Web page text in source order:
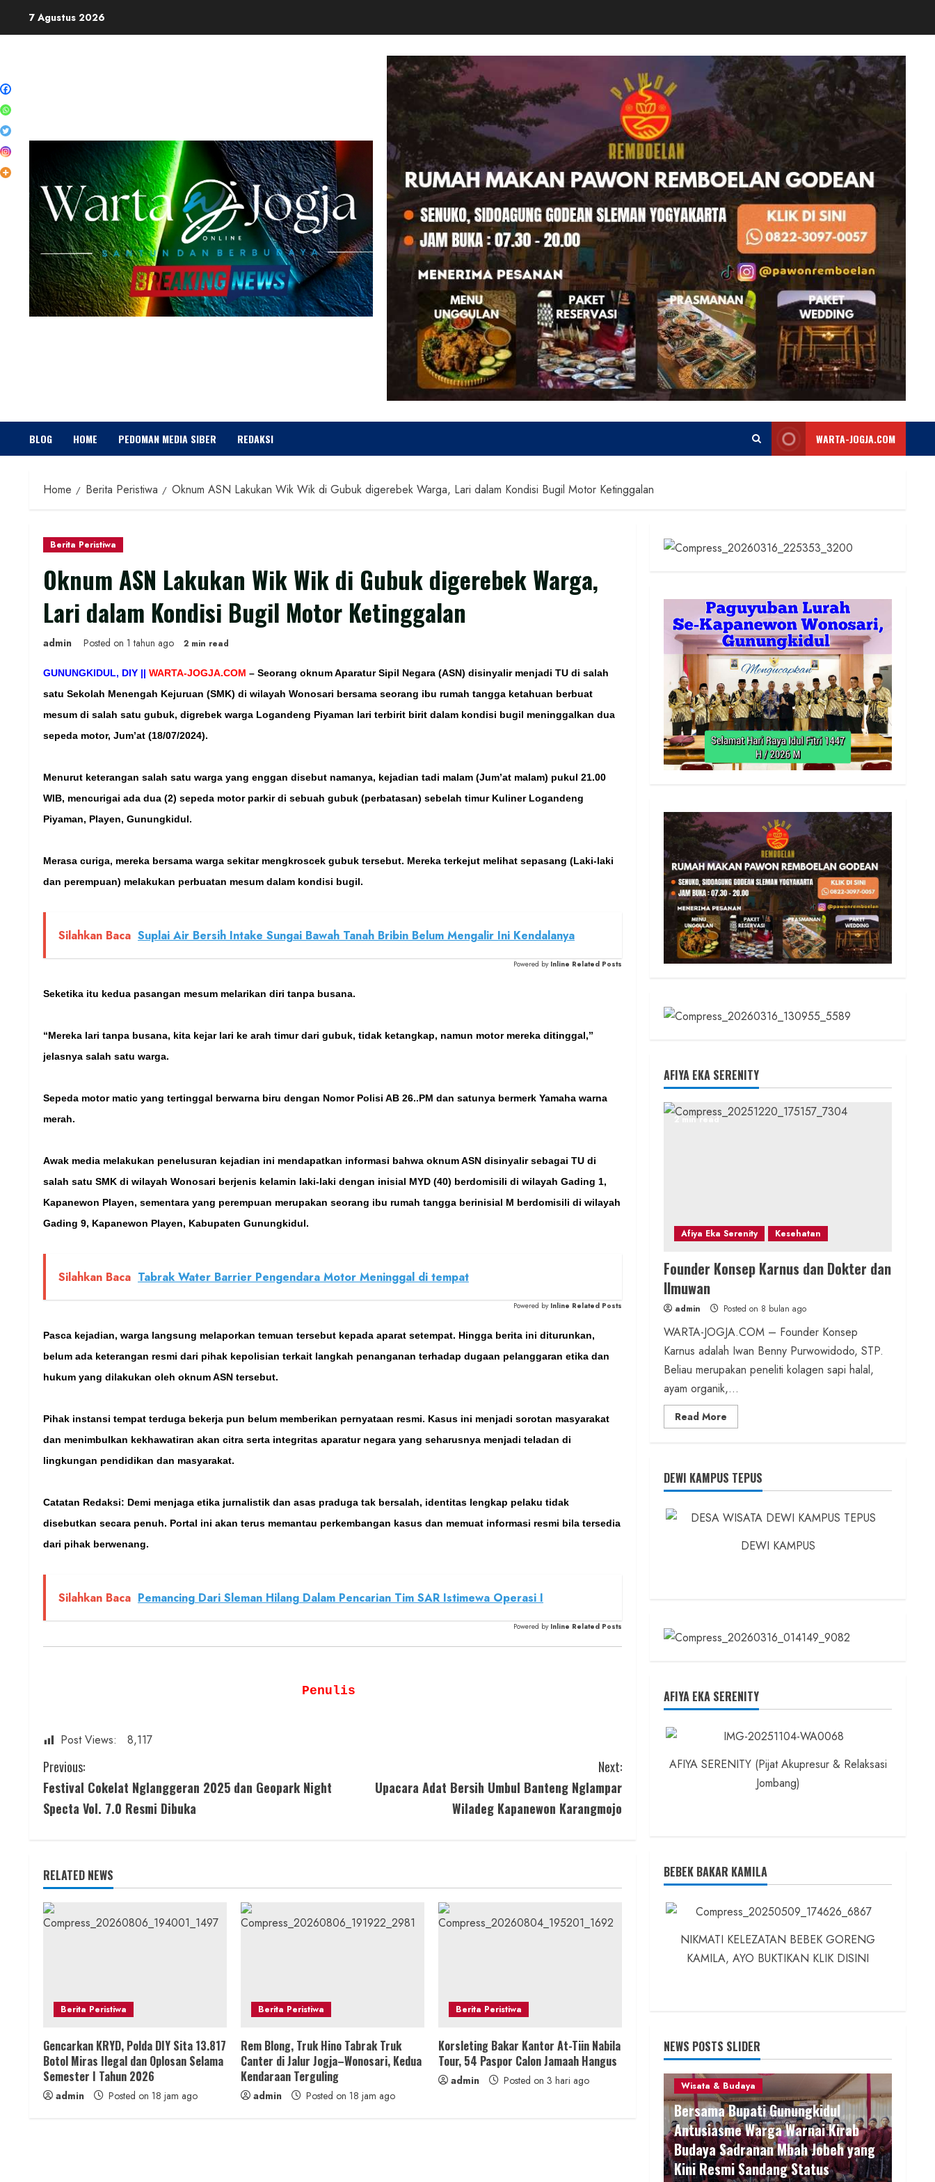
7 Agustus 2026
BLOG HOME PEDOMAN MEDIA SIBER REDAKSI WARTA-JOGJA.COM
Home Berita Peristiwa Oknum ASN Lakukan Wik Wik di Gubuk digerebek Warga, Lari dalam Kondisi Bugil Motor Ketinggalan
Berita Peristiwa
Oknum ASN Lakukan Wik Wik di Gubuk digerebek Warga,
Lari dalam Kondisi Bugil Motor Ketinggalan
admin Posted on 1 tahun ago 2 min read
GUNUNGKIDUL, DIY || WARTA-JOGJA.COM – Seorang oknum Aparatur Sipil Negara (ASN) disinyalir menjadi TU di salah
satu Sekolah Menengah Kejuruan (SMK) di wilayah Wonosari bersama seorang ibu rumah tangga ketahuan berbuat
mesum di salah satu gubuk, digrebek warga Logandeng Piyaman lari terbirit birit dalam kondisi bugil meninggalkan dua
sepeda motor, Jum’at (18/07/2024).
Menurut keterangan salah satu warga yang enggan disebut namanya, kejadian tadi malam (Jum’at malam) pukul 21.00
WIB, mencurigai ada dua (2) sepeda motor parkir di sebuah gubuk (perbatasan) sebelah timur Kuliner Logandeng
Piyaman, Playen, Gunungkidul.
Merasa curiga, mereka bersama warga sekitar mengkroscek gubuk tersebut. Mereka terkejut melihat sepasang (Laki-laki
dan perempuan) melakukan perbuatan mesum dalam kondisi bugil.
Silahkan Baca Suplai Air Bersih Intake Sungai Bawah Tanah Bribin Belum Mengalir Ini Kendalanya
Powered by Inline Related Posts
Seketika itu kedua pasangan mesum melarikan diri tanpa busana.
“Mereka lari tanpa busana, kita kejar lari ke arah timur dari gubuk, tidak ketangkap, namun motor mereka ditinggal,”
jelasnya salah satu warga.
Sepeda motor matic yang tertinggal berwarna biru dengan Nomor Polisi AB 26..PM dan satunya bermerk Yamaha warna
merah.
Awak media melakukan penelusuran kejadian ini mendapatkan informasi bahwa oknum ASN disinyalir sebagai TU di
salah satu SMK di wilayah Wonosari berjenis kelamin laki-laki dengan inisial MYD (40) berdomisili di wilayah Gading 1,
Kapanewon Playen, sementara yang perempuan merupakan seorang ibu rumah tangga berinisial M berdomisili di wilayah
Gading 9, Kapanewon Playen, Kabupaten Gunungkidul.
Silahkan Baca Tabrak Water Barrier Pengendara Motor Meninggal di tempat
Powered by Inline Related Posts
Pasca kejadian, warga langsung melaporkan temuan tersebut kepada aparat setempat. Hingga berita ini diturunkan,
belum ada keterangan resmi dari pihak kepolisian terkait langkah penanganan terhadap dugaan pelanggaran etika dan
hukum yang dilakukan oleh oknum ASN tersebut.
Pihak instansi tempat terduga bekerja pun belum memberikan pernyataan resmi. Kasus ini menjadi sorotan masyarakat
dan menimbulkan kekhawatiran akan citra serta integritas aparatur negara yang seharusnya menjadi teladan di
lingkungan pendidikan dan masyarakat.
Catatan Redaksi: Demi menjaga etika jurnalistik dan asas praduga tak bersalah, identitas lengkap pelaku tidak
disebutkan secara penuh. Portal ini akan terus memantau perkembangan kasus dan memuat informasi resmi bila tersedia
dari pihak berwenang.
Silahkan Baca Pemancing Dari Sleman Hilang Dalam Pencarian Tim SAR Istimewa Operasi I
Powered by Inline Related Posts
Penulis
Post Views: 8,117
C
o
i
n
R
e
a
d
Previous:
Festival Cokelat Nglanggeran 2025 dan Geopark Night
Specta Vol. 7.0 Resmi Dibuka
Next:
Upacara Adat Bersih Umbul Banteng Nglampar
Wiladeg Kapanewon Karangmojo
RELATED NEWS
Berita Peristiwa
Gencarkan KRYD, Polda DIY Sita 13.817
Botol Miras Ilegal dan Oplosan Selama
Semester I Tahun 2026
admin Posted on 18 jam ago
Berita Peristiwa
Rem Blong, Truk Hino Tabrak Truk
Canter di Jalur Jogja–Wonosari, Kedua
Kendaraan Terguling
admin Posted on 18 jam ago
Berita Peristiwa
Korsleting Bakar Kantor At-Tiin Nabila
Tour, 54 Paspor Calon Jamaah Hangus
admin Posted on 3 hari ago
AFIYA EKA SERENITY
2 min read
Afiya Eka Serenity Kesehatan
Founder Konsep Karnus dan Dokter dan
Ilmuwan
admin Posted on 8 bulan ago
WARTA-JOGJA.COM – Founder Konsep
Karnus adalah Iwan Benny Purwowidodo, STP.
Beliau merupakan peneliti kolagen sapi halal,
ayam organik,...
Read More
more
dan
Dokter
dan
DEWI KAMPUS TEPUS
DEWI KAMPUS
AFIYA EKA SERENITY
AFIYA SERENITY (Pijat Akupresur & Relaksasi
Jombang)
BEBEK BAKAR KAMILA
NIKMATI KELEZATAN BEBEK GORENG
KAMILA, AYO BUKTIKAN KLIK DISINI
NEWS POSTS SLIDER
3 min read
Wisata & Budaya
Bersama Bupati Gunungkidul
Antusiasme Warga Warnai Kirab
Budaya Sadranan Mbah Jobeh yang
Kini Resmi Sandang Status